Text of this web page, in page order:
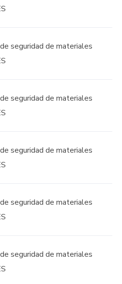
seguridad de materiales
seguridad de materiales
seguridad de materiales
seguridad de materiales
seguridad de materiales